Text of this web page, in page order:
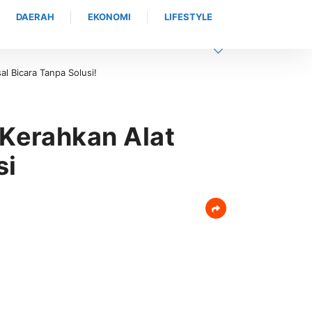
DAERAH EKONOMI LIFESTYLE
Tanpa Solusi!Masyarakat Dapat Jadwal Ukur Tanah yang Lebih
Alat